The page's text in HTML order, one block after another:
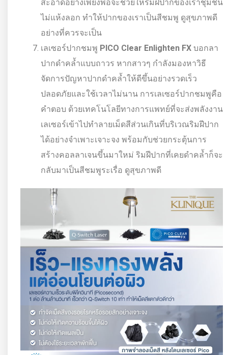
สะอาดอย่างเพียงพอจะช่วยให้ริมฝีปากของเราชุ่มชื้น
ไม่แห้งลอก ทำให้ปากของเราเป็นสีชมพู ดูสุขภาพดี
อย่างที่ควรจะเป็น
เลเซอร์ปากชมพู PICO Clear Enlighten FX บอกลา
ปากดำคล้ำแบบถาวร หากสาวๆ กำลังมองหาวิธี
จัดการปัญหาปากดำคล้ำให้ดีขึ้นอย่างรวดเร็ว
ปลอดภัยและใช้เวลาไม่นาน การเลเซอร์ปากชมพูคือ
คำตอบ ด้วยเทคโนโลยีทางการแพทย์ที่จะส่งพลังงาน
เลเซอร์เข้าไปทำลายเม็ดสีส่วนเกินที่บริเวณริมฝีปาก
ได้อย่างจำเพาะเจาะจง พร้อมกับช่วยกระตุ้นการ
สร้างคอลลาเจนขึ้นมาใหม่ ริมฝีปากที่เคยดำคล้ำก็จะ
กลับมาเป็นสีชมพูระเรื่อ ดูสุขภาพดี